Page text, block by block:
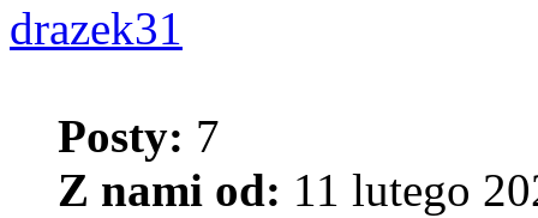
drazek31
Posty: 7
Z nami od: 11 lutego